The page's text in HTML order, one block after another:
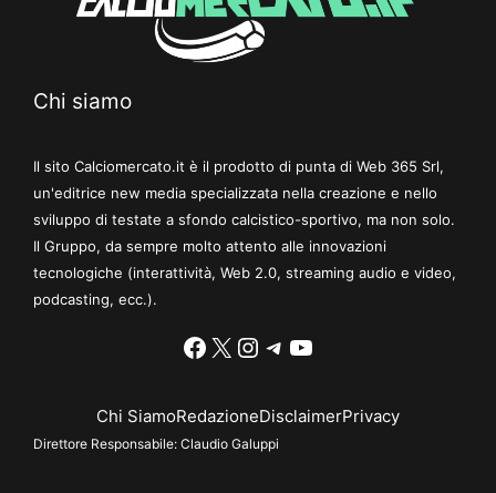
Chi siamo
Il sito Calciomercato.it è il prodotto di punta di Web 365 Srl,
un'editrice new media specializzata nella creazione e nello
sviluppo di testate a sfondo calcistico-sportivo, ma non solo.
Il Gruppo, da sempre molto attento alle innovazioni
tecnologiche (interattività, Web 2.0, streaming audio e video,
podcasting, ecc.).
Facebook
X Instagram
Telegram
YouTube
Chi SiamoRedazioneDisclaimerPrivacy
Direttore Responsabile: Claudio Galuppi